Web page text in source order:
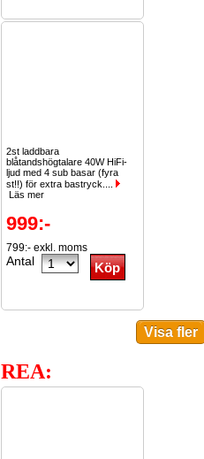
2st laddbara
blåtandshögtalare 40W HiFi-
ljud med 4 sub basar (fyra
st!!) för extra bastryck....
Läs mer
999:-
799:- exkl. moms
Antal
REA: